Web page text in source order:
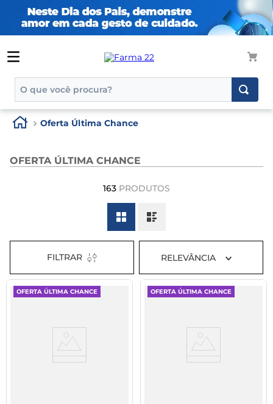
TERMOS MAIS BUSCADOS
2 º
rosuvastatina 20mg
6º
rosuvastatina
dipirona
8º
tadalafila 5mg
rivaroxabana 20mg
Oferta Última Chance
OFERTA ÚLTIMA CHANCE
163 PRODUTOS
FILTRAR RELEVÂNCIA
OFERTA ÚLTIMA CHANCE OFERTA ÚLTIMA CHANCE